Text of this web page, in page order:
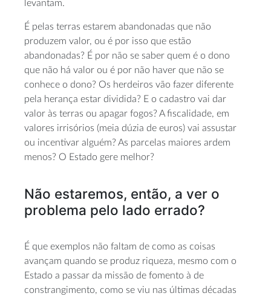
levantam.
É pelas terras estarem abandonadas que não
produzem valor, ou é por isso que estão
abandonadas? É por não se saber quem é o dono
que não há valor ou é por não haver que não se
conhece o dono? Os herdeiros vão fazer diferente
pela herança estar dividida? E o cadastro vai dar
valor às terras ou apagar fogos? A fiscalidade, em
valores irrisórios (meia dúzia de euros) vai assustar
ou incentivar alguém? As parcelas maiores ardem
menos? O Estado gere melhor?
Não estaremos, então, a ver o
problema pelo lado errado?
É que exemplos não faltam de como as coisas
avançam quando se produz riqueza, mesmo com o
Estado a passar da missão de fomento à de
constrangimento, como se viu nas últimas décadas